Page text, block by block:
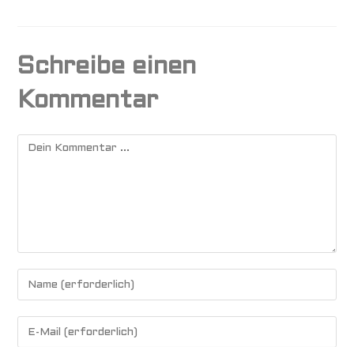
Schreibe einen
Kommentar